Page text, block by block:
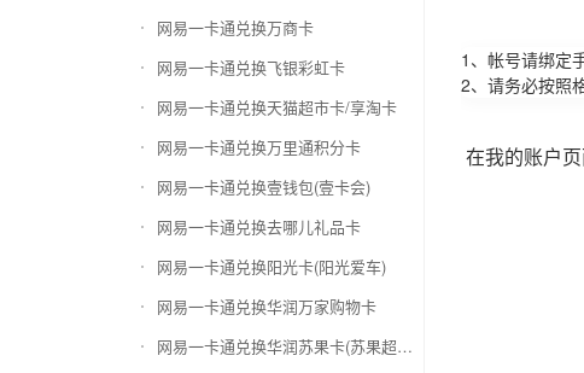
网易一卡通兑换万商卡
网易一卡通兑换飞银彩虹卡
网易一卡通兑换天猫超市卡/享淘卡
网易一卡通兑换万里通积分卡
网易一卡通兑换壹钱包(壹卡会)
网易一卡通兑换去哪儿礼品卡
网易一卡通兑换阳光卡(阳光爱车)
网易一卡通兑换华润万家购物卡
网易一卡通兑换华润苏果卡(苏果超市卡)（维护 请暂停提交）
1、帐号请绑定
2、请务必按照
在我的账户